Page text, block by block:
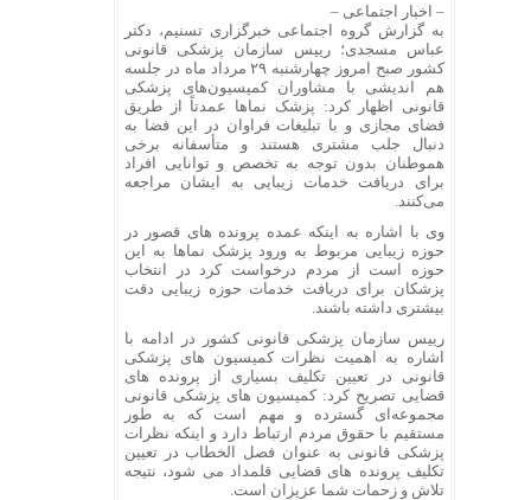
– اخبار اجتماعی –
به گزارش گروه اجتماعی خبرگزاری تسنیم، دکتر
عباس مسجدی؛ رییس سازمان پزشکی قانونی
کشور صبح امروز چهارشنبه ۲۹ مرداد ماه در جلسه
هم اندیشی با مشاوران کمیسیون‌های پزشکی
قانونی اظهار کرد: پزشک نماها عمدتاً از طریق
فضای مجازی و با تبلیغات فراوان در این فضا به
دنبال جلب مشتری هستند و متأسفانه برخی
هموطنان بدون توجه به تخصص و توانایی افراد
برای دریافت خدمات زیبایی به ایشان مراجعه
می‌کنند.
وی با اشاره به اینکه عمده پرونده های قصور در
حوزه زیبایی مربوط به ورود پزشک نماها به این
حوزه است از مردم درخواست کرد در انتخاب
پزشکان برای دریافت خدمات حوزه زیبایی دقت
بیشتری داشته باشند.
رییس سازمان پزشکی قانونی کشور در ادامه با
اشاره به اهمیت نظرات کمیسیون های پزشکی
قانونی در تعیین تکلیف بسیاری از پرونده های
قضایی تصریح کرد: کمیسیون های پزشکی قانونی
مجموعه‌ای گسترده و مهم است که به طور
مستقیم با حقوق مردم ارتباط دارد و اینکه نظرات
پزشکی قانونی به عنوان فصل الخطاب در تعیین
تکلیف پرونده های قضایی قلمداد می شود، نتیجه
تلاش و زحمات شما عزیزان است.